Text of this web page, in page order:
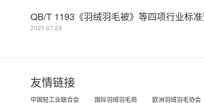
QB/T 1193《羽绒羽毛被》等四项行业标
2021.07.24
友情链接
中国轻工业联合会 国际羽绒羽毛局 欧洲羽绒羽毛协会